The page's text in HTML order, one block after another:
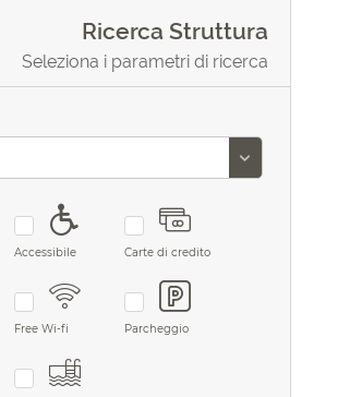
Ricerca Struttura
Seleziona i parametri di ricerca
Accessibile Carte di credito
Free Wi-fi Parcheggio